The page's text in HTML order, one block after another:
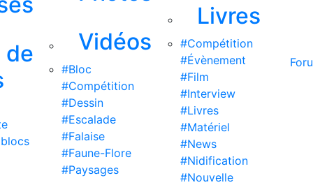
de
Vidéos
#Bloc
#Compétition
#Dessin
#Escalade
#Falaise
#Faune-Flore
#Paysages
Livres
#Compétition
#Évènement
#Film
#Interview
#Livres
#Matériel
#News
#Nidification
#Nouvelle